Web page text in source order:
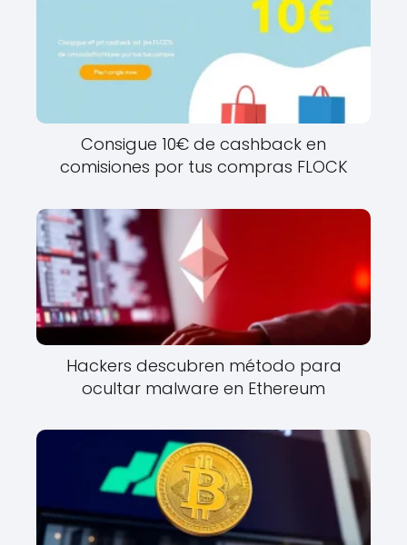
Consigue 10€ de cashback en
comisiones por tus compras FLOCK
Hackers descubren método para
ocultar malware en Ethereum